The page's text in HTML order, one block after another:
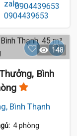
0904439653
148
Bình
Bình Thạnh
4 phòng